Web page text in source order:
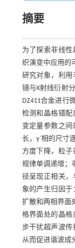
摘要
为了探索非线
织演变中应用的
研究对象，利
镜与X射线衍射
DZ411合金进行
检测和晶格错
变定量参数之
长，γ΄相的尺寸
方度下降，粒
规律单调递增；
径呈现正相关
象的产生归因
扩散和两相界面
格界面处的晶
步干扰超声波传
从而促进谐波成